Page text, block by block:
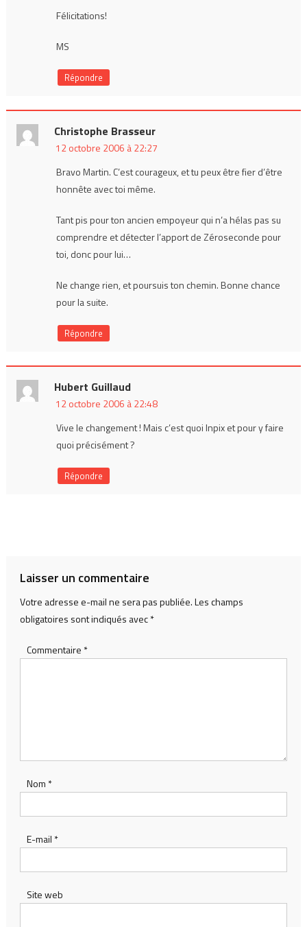
Félicitations!
MS
Répondre
Christophe Brasseur
12 octobre 2006 à 22:27
Bravo Martin. C’est courageux, et tu peux être fier d’être
honnête avec toi même.
Tant pis pour ton ancien empoyeur qui n’a hélas pas su
comprendre et détecter l’apport de Zéroseconde pour
toi, donc pour lui…
Ne change rien, et poursuis ton chemin. Bonne chance
pour la suite.
Répondre
Hubert Guillaud
12 octobre 2006 à 22:48
Vive le changement ! Mais c’est quoi Inpix et pour y faire
quoi précisément ?
Répondre
Laisser un commentaire
Votre adresse e-mail ne sera pas publiée.Les champs
obligatoires sont indiqués avec*
Commentaire *
Nom *
E-mail *
Site web